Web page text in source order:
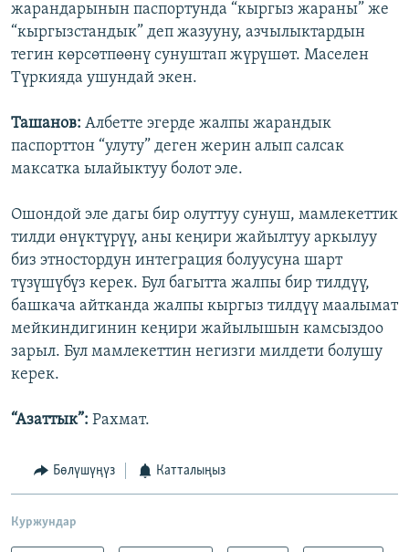
жарандарынын паспортунда “кыргыз жараны” же
“кыргызстандык” деп жазууну, азчылыктардын
тегин көрсөтпөөнү сунуштап жүрүшөт. Маселен
Түркияда ушундай экен.
Ташанов: Албетте эгерде жалпы жарандык
паспорттон “улуту” деген жерин алып салсак
максатка ылайыктуу болот эле.
Ошондой эле дагы бир олуттуу сунуш, мамлекеттик
тилди өнүктүрүү, аны кеңири жайылтуу аркылуу
биз этностордун интеграция болуусуна шарт
түзүшүбүз керек. Бул багытта жалпы бир тилдүү,
башкача айтканда жалпы кыргыз тилдүү маалымат
мейкиндигинин кеңири жайылышын камсыздоо
зарыл. Бул мамлекеттин негизги милдети болушу
керек.
“Азаттык”: Рахмат.
Бөлүшүңүз Катталыңыз
Куржундар